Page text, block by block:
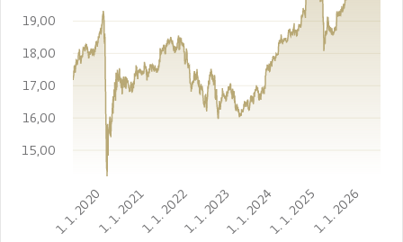
1. 1. 20201. 1. 20211. 1. 20221. 1. 20231. 1. 20241. 1. 20251. 1. 2026
15,00
16,00
17,00
18,00
19,00